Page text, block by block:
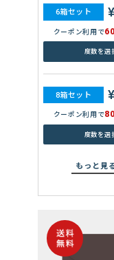
クーポン利用で
6箱セット
クーポン利用で
度数を選
8箱セット
クーポン利用で
度数を選
6箱セット
クーポン利用で
度数を選
8箱セット
クーポン利用で
度数を選
もっと見
度数を選
6箱セット
クーポン利用で
度数を選
8箱セット
クーポン利用で
クーポン利用で